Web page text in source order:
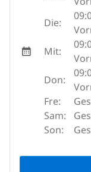
Die:
Mit:
Don:
Fre:
Sam:
Son: